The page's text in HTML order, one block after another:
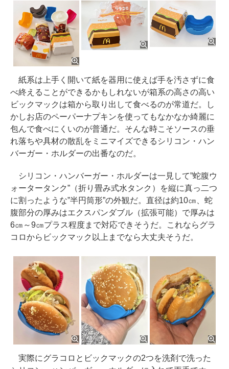
紙系は上手く開いて紙を器用に使えば手を汚さずに食
べ終えることができるかもしれないが箱系の高さの高い
ビックマックは箱から取り出して食べるのが常道だ。し
かしお店のペーパーナプキンを使ってもなかなか綺麗に
包んで食べにくいのが普通だ。そんな時こそソースの垂
れ落ちや具材の散乱をミニマイズできるシリコン・ハン
バーガー・ホルダーの出番なのだ。
シリコン・ハンバーガー・ホルダーは一見して”蛇腹ウ
ォータータンク”（折り畳み式水タンク）を縦に真っ二つ
に割ったような”半円筒形”の外観だ。直径は約10㎝、蛇
腹部分の厚みはエクスパンダブル（拡張可能）で厚みは
6㎝～9㎝プラス程度まで対応できそうだ。これならグラ
コロからビックマック以上までなら大丈夫そうだ。
実際にグラコロとビックマックの2つを洗剤で洗った